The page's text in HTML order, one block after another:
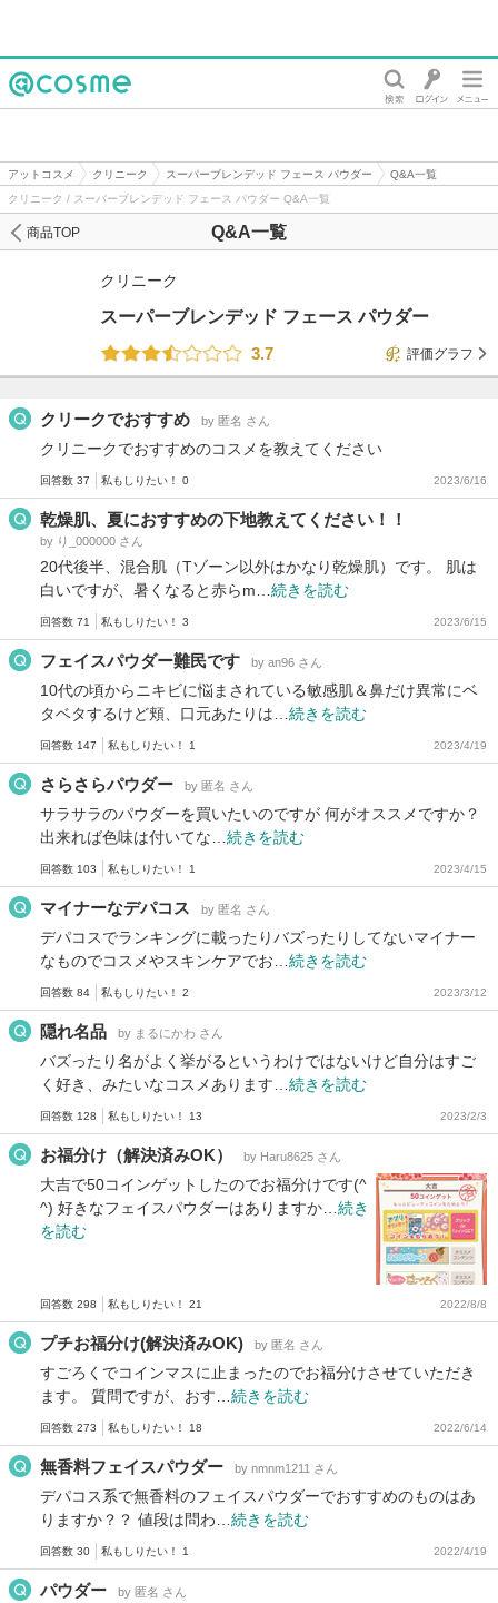
アットコスメ クリニーク スーパーブレンデッド フェース パウダー
Q&A一覧
クリニーク / スーパーブレンデッド フェース パウダー Q&A一覧
Q&A一覧
商品TOP
クリニーク
スーパーブレンデッド フェース パウダー
3.7
評価グラフ
クリークでおすすめ by 匿名 さん
クリニークでおすすめのコスメを教えてください
回答数 37 私もしりたい！ 0 2023/6/16
乾燥肌、夏におすすめの下地教えてください！！
by り_000000 さん
20代後半、混合肌（Tゾーン以外はかなり乾燥肌）です。 肌は
白いですが、暑くなると赤らm… 続きを読む
回答数 71 私もしりたい！ 3 2023/6/15
フェイスパウダー難民です by an96 さん
10代の頃からニキビに悩まされている敏感肌＆鼻だけ異常にベ
タベタするけど頬、口元あたりは… 続きを読む
回答数 147 私もしりたい！ 1 2023/4/19
さらさらパウダー by 匿名 さん
サラサラのパウダーを買いたいのですが 何がオススメですか？
出来れば色味は付いてな… 続きを読む
回答数 103 私もしりたい！ 1 2023/4/15
マイナーなデパコス by 匿名 さん
デパコスでランキングに載ったりバズったりしてないマイナー
なものでコスメやスキンケアでお… 続きを読む
回答数 84 私もしりたい！ 2 2023/3/12
隠れ名品 by まるにかわ さん
バズったり名がよく挙がるというわけではないけど自分はすご
く好き、みたいなコスメあります… 続きを読む
回答数 128 私もしりたい！ 13 2023/2/3
お福分け（解決済みOK） by Haru8625 さん
大吉で50コインゲットしたのでお福分けです(^
^) 好きなフェイスパウダーはありますか… 続き
を読む
回答数 298 私もしりたい！ 21 2022/8/8
プチお福分け(解決済みOK) by 匿名 さん
すごろくでコインマスに止まったのでお福分けさせていただき
ます。 質問ですが、おす… 続きを読む
回答数 273 私もしりたい！ 18 2022/6/14
無香料フェイスパウダー by nmnm1211 さん
デパコス系で無香料のフェイスパウダーでおすすめのものはあ
りますか？？ 値段は問わ… 続きを読む
回答数 30 私もしりたい！ 1 2022/4/19
パウダー by 匿名 さん